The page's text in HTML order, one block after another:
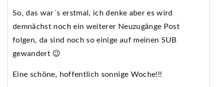
So, das war´s erstmal, ich denke aber es wird
demnächst noch ein weiterer Neuzugänge Post
folgen, da sind noch so einige auf meinen SUB
gewandert 😉
Eine schöne, hoffentlich sonnige Woche!!!